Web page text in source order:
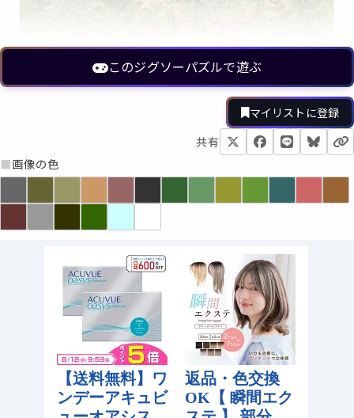
このジグソーパズルで遊ぶ
マイリストに登録
共有
■画像の色